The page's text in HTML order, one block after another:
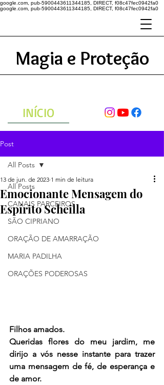
google.com, pub-5900443611344185, DIRECT, f08c47fec0942fa0
google.com, pub-5900443611344185, DIRECT, f08c47fec0942fa0
Magia e Proteção
INÍCIO
Post
All Posts
CANAIS PARCEIROS
SÃO CIPRIANO
ORAÇÃO DE AMARRAÇÃO
MARIA PADILHA
ORAÇÕES PODEROSAS
All Posts
Emocionante Mensagem do
Espírito Scheilla
13 de jun. de 2023 1 min de leitura
Filhos amados.
Queridas flores do meu jardim, me
dirijo a vós nesse instante para trazer
uma mensagem de fé, de esperança e
de amor.